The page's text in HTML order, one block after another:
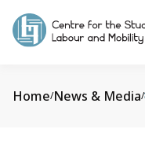
Home/News & Media/